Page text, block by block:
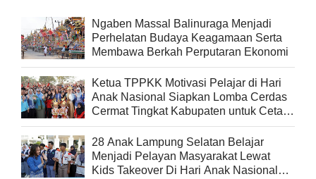
Ngaben Massal Balinuraga Menjadi
Perhelatan Budaya Keagamaan Serta
Membawa Berkah Perputaran Ekonomi
Ketua TPPKK Motivasi Pelajar di Hari
Anak Nasional Siapkan Lomba Cerdas
Cermat Tingkat Kabupaten untuk Cetak
Generasi Berprestasi
28 Anak Lampung Selatan Belajar
Menjadi Pelayan Masyarakat Lewat
Kids Takeover Di Hari Anak Nasional